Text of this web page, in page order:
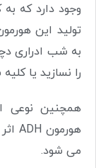
وجود دارد که
تولید این
به شب ادراری
را نسازید یا
همچنین نوعی
هورمون ADH
می شود.